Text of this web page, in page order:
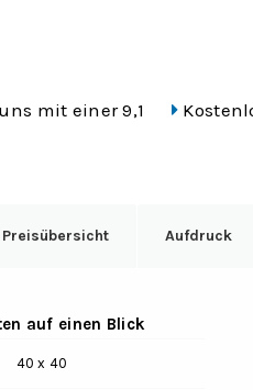
mit einer 9,1
Preisübersicht Aufdruck
auf einen Blick
40 x 40